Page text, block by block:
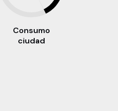
Consumo
ciudad